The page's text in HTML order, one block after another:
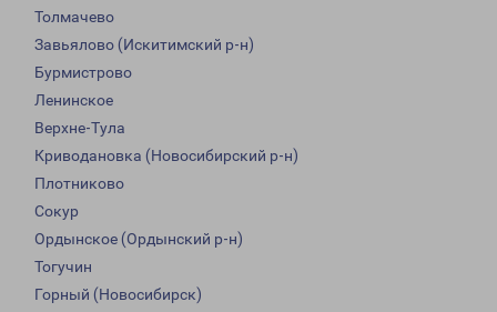
Толмачево
Завьялово (Искитимский р-н)
Бурмистрово
Ленинское
Верхне-Тула
Криводановка (Новосибирский р-н)
Плотниково
Сокур
Ордынское (Ордынский р-н)
Тогучин
Горный (Новосибирск)